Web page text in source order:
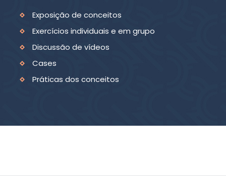
Exposição de conceitos
Exercícios individuais e em grupo
Discussão de vídeos
Cases
Práticas dos conceitos